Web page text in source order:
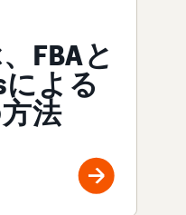
FBAと
による
法